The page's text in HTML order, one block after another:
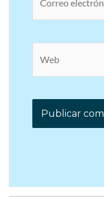
Correo
electrónico*
Web